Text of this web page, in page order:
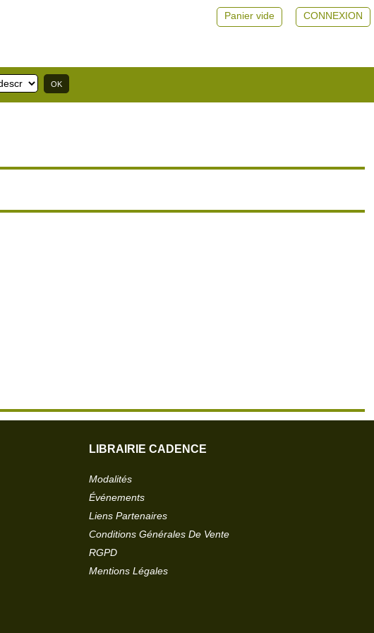
CONNEXION
Panier vide
LIBRAIRIE CADENCE
Modalités
Événements
Liens Partenaires
Conditions Générales De Vente
RGPD
Mentions Légales